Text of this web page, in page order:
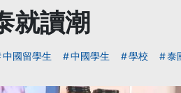
就讀潮
中國留學生 中國學生 學校 泰